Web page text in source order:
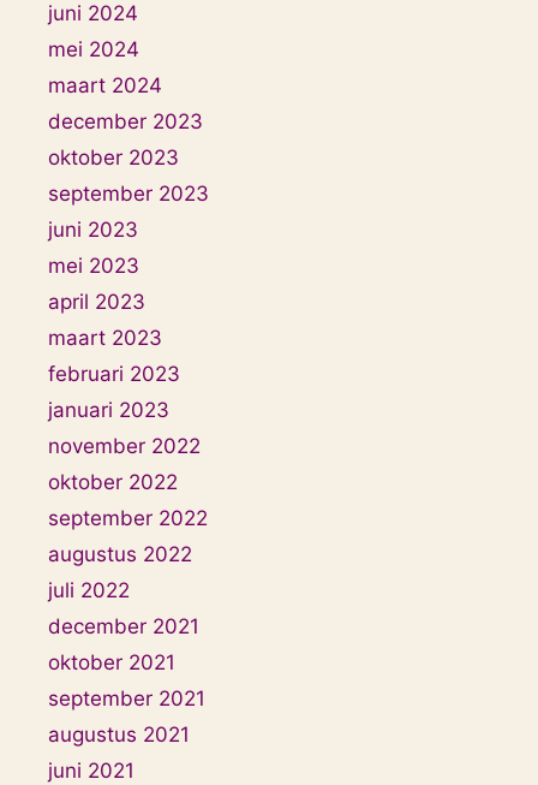
juni 2024
mei 2024
maart 2024
december 2023
oktober 2023
september 2023
juni 2023
mei 2023
april 2023
maart 2023
februari 2023
januari 2023
november 2022
oktober 2022
september 2022
augustus 2022
juli 2022
december 2021
oktober 2021
september 2021
augustus 2021
juni 2021